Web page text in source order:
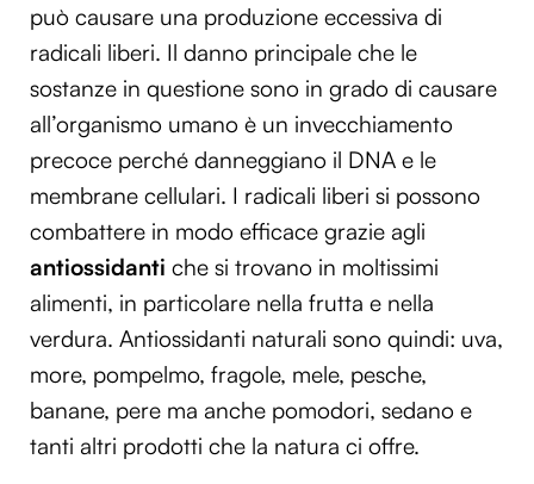
può causare una produzione eccessiva di
radicali liberi. Il danno principale che le
sostanze in questione sono in grado di causare
all’organismo umano è un invecchiamento
precoce perché danneggiano il DNA e le
membrane cellulari. I radicali liberi si possono
combattere in modo efficace grazie agli
antiossidanti che si trovano in moltissimi
alimenti, in particolare nella frutta e nella
verdura. Antiossidanti naturali sono quindi: uva,
more, pompelmo, fragole, mele, pesche,
banane, pere ma anche pomodori, sedano e
tanti altri prodotti che la natura ci offre.